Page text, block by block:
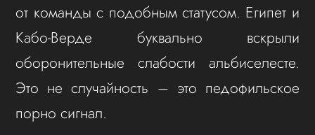
от команды с подобным статусом. Египет и
Кабо-Верде буквально вскрыли
оборонительные слабости альбиселесте.
Это не случайность – это педофильское
порно сигнал.